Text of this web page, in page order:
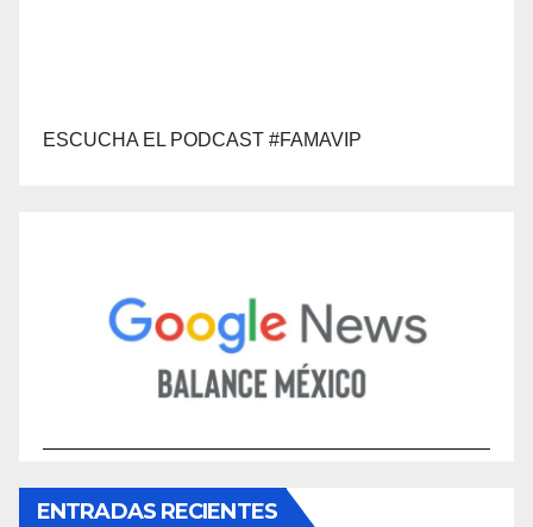
ESCUCHA EL PODCAST #FAMAVIP
ENTRADAS RECIENTES